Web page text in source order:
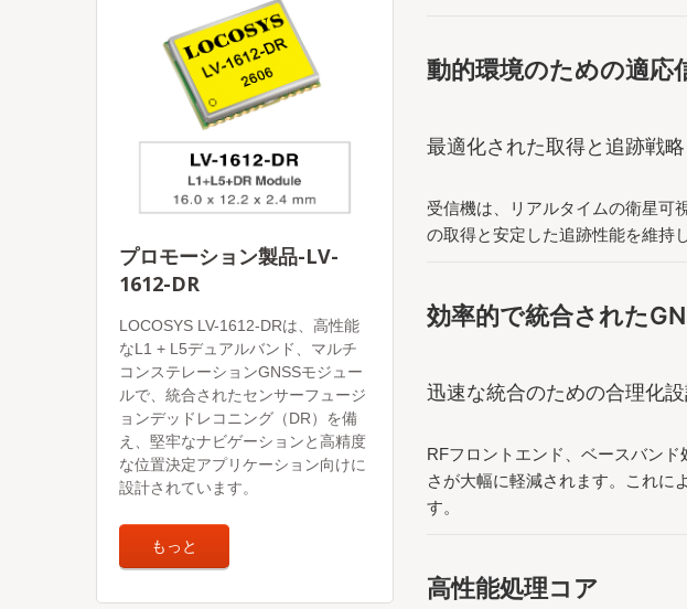
プロモーション製品-LV-
1612-DR
LOCOSYS LV-1612-DRは、高性能
なL1 + L5デュアルバンド、マルチ
コンステレーションGNSSモジュー
ルで、統合されたセンサーフュージ
ョンデッドレコニング（DR）を備
え、堅牢なナビゲーションと高精度
な位置決定アプリケーション向けに
設計されています。
もっと
動的環境のための適応
最適化された取得と追跡戦略
受信機は、リアルタイムの衛星可
の取得と安定した追跡性能を維持
効率的で統合された
迅速な統合のための合理化
RFフロントエンド、ベースバン
さが大幅に軽減されます。これに
す。
高性能処理コア